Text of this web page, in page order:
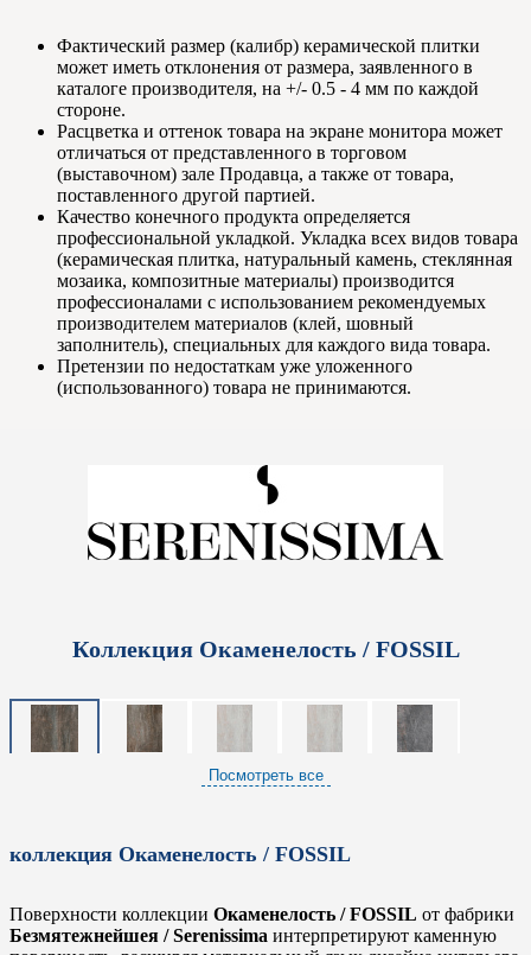
Фактический размер (калибр) керамической плитки
может иметь отклонения от размера, заявленного в
каталоге производителя, на +/- 0.5 - 4 мм по каждой
стороне.
Расцветка и оттенок товара на экране монитора может
отличаться от представленного в торговом
(выставочном) зале Продавца, а также от товара,
поставленного другой партией.
Качество конечного продукта определяется
профессиональной укладкой. Укладка всех видов товара
(керамическая плитка, натуральный камень, стеклянная
мозаика, композитные материалы) производится
профессионалами с использованием рекомендуемых
производителем материалов (клей, шовный
заполнитель), специальных для каждого вида товара.
Претензии по недостаткам уже уложенного
(использованного) товара не принимаются.
Коллекция Окаменелость / FOSSIL
Посмотреть все
коллекция Окаменелость / FOSSIL
Поверхности коллекции Окаменелость / FOSSIL от фабрики
Безмятежнейшея / Serenissima интерпретируют каменную